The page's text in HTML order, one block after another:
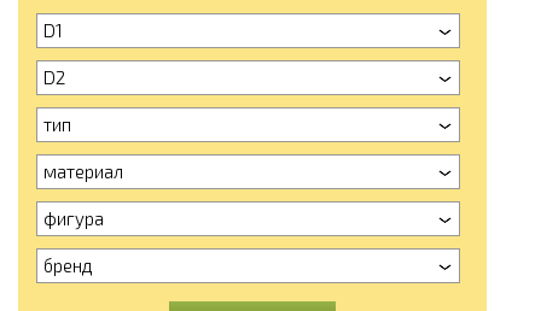
D1
D2
тип
материал
фигура
бренд